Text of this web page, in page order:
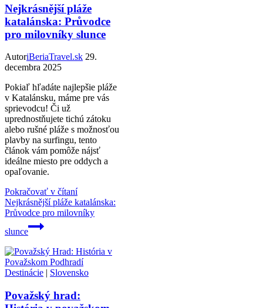
Nejkrásnější pláže
katalánska: Průvodce
pro milovníky slunce
AutoriBeriaTravel.sk 29.
decembra 2025
Pokiaľ hľadáte najlepšie pláže
v Katalánsku, máme pre vás
sprievodcu! Či už
uprednostňujete tichú zátoku
alebo rušné pláže s možnosťou
plavby na surfingu, tento
článok vám pomôže nájsť
ideálne miesto pre oddych a
opaľovanie.
Pokračovať v čítaní
Nejkrásnější pláže katalánska:
Průvodce pro milovníky
slunce
Destinácie | Slovensko
Považský hrad: